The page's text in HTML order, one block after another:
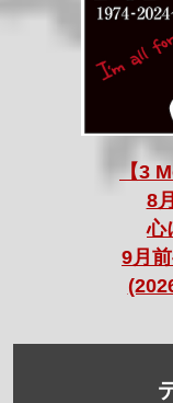
【3
8
心
9月